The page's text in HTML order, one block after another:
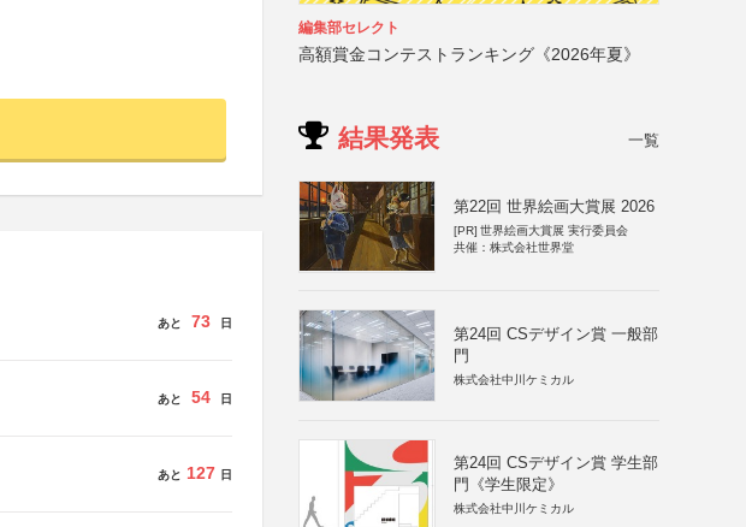
あと 73 日
あと 54 日
あと 127 日
編集部セレクト
高額賞金コンテストランキング《2026年夏》
結果発表 一覧
第22回 世界絵画大賞展 2026
[PR] 世界絵画大賞展 実行委員会
共催：株式会社世界堂
第24回 CSデザイン賞 一般部
門
株式会社中川ケミカル
第24回 CSデザイン賞 学生部
門《学生限定》
株式会社中川ケミカル